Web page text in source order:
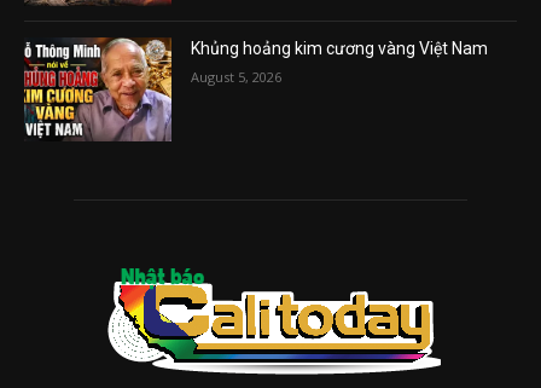
Khủng hoảng kim cương vàng Việt Nam
August 5, 2026